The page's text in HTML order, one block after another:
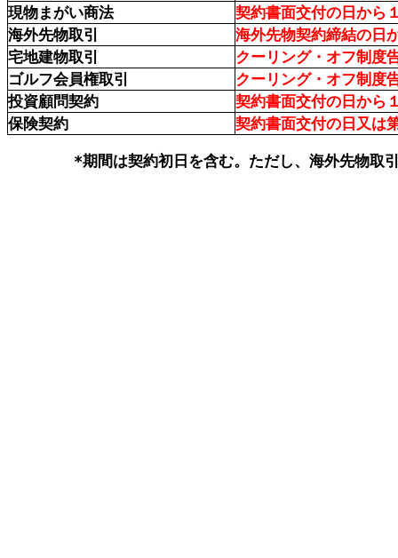
現物まがい商法 契約書面交付の 日 から
海外先物取引 海外先物契約締結の 日
宅地建物取引 クーリング・オフ制度
ゴルフ会員権取引 クーリング・オフ制度
投資顧問契約 契約書面交付の 日 から
保険契約 契約書面交付の 日 又は
*期間は契約初日 を含む。ただし、 海外先物取